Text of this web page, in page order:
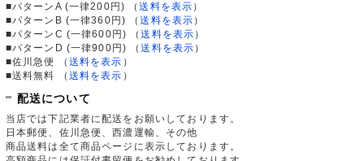
■パターンA (一律200円)
（送料を表示 ）
■パターンB (一律360円)
（送料を表示 ）
■パターンC (一律600円)
（送料を表示 ）
■パターンD (一律900円)
（送料を表示 ）
■佐川急便
（ 送料を表示 ）
■送料無料
（ 送料を表示 ）
配送について
当店では下記業者に配送をお願いしております。
日本郵便、佐川急便、西濃運輸、その他
商品送料は全て商品ページに表示しております。